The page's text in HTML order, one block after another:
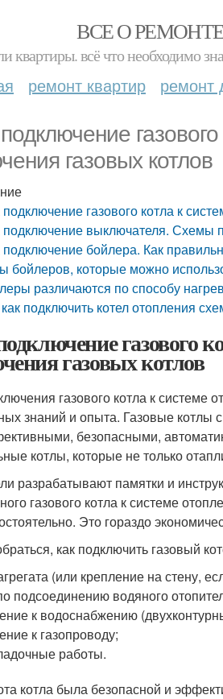
ВСЕ О
квартиры. всё что необходимо
ремонт квартир ремонт
газовых котлов
газового котла к
выключателя. Схемы
бойлера. Как
бойлеров, которые можно
различаются по способу
подключить котел отопления
газового
газовых котлов
газового котла к системе
знаний и опыта. Газовые котлы
безопасными,
котлы, которые не только
разрабатывают памятки и
газового котла к системе
Это гораздо
как подключить газовый
(или крепление на стену,
подсоединению водяного
к водоснабжению
к газопроводу;
работы.
котла была безопасной и